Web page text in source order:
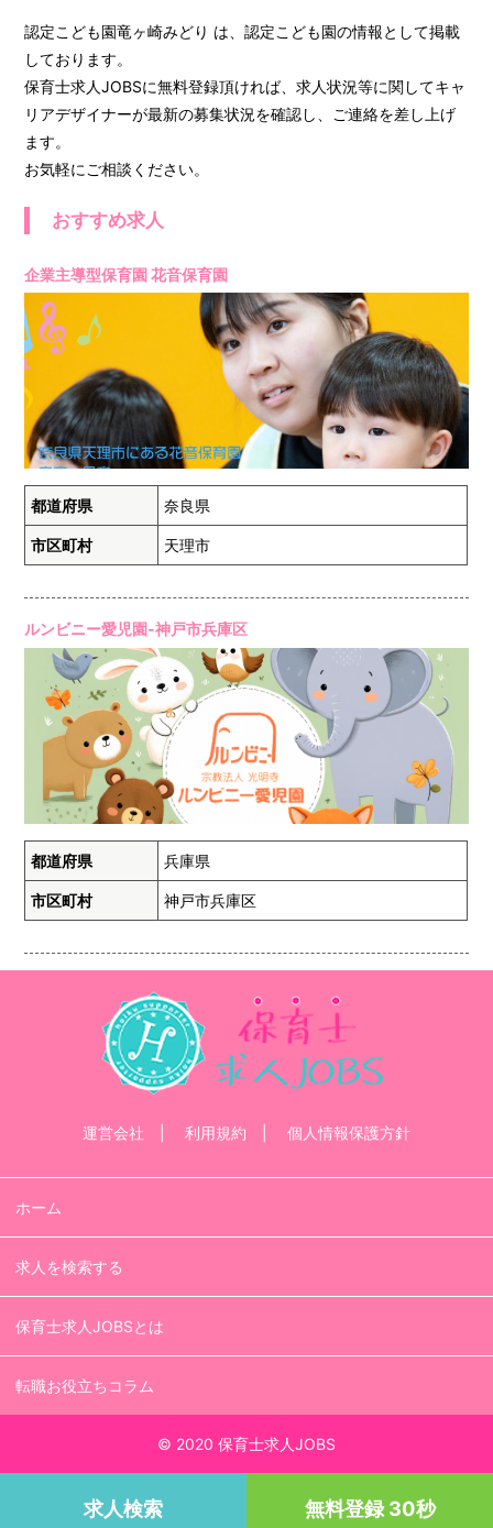
認定こども園竜ヶ崎みどり は、認定こども園の情報として掲載
しております。
保育士求人JOBSに無料登録頂ければ、求人状況等に関してキャ
リアデザイナーが最新の募集状況を確認し、ご連絡を差し上げ
ます。
お気軽にご相談ください。
おすすめ求人
企業主導型保育園 花音保育園
都道府県 奈良県
市区町村 天理市
ルンビニー愛児園-神戸市兵庫区
都道府県 兵庫県
市区町村 神戸市兵庫区
運営会社 利用規約 個人情報保護方針
ホーム
求人を検索する
保育士求人JOBSとは
転職お役立ちコラム
© 2020 保育士求人JOBS
求人検索 無料登録 30秒